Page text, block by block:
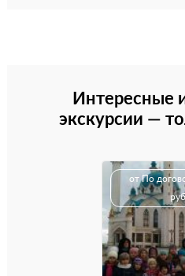
Интересные
экскурсии —
от По